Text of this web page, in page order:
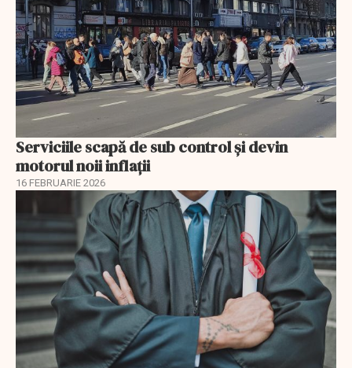
Serviciile scapă de sub control și devin
motorul noii inflații
16 FEBRUARIE 2026